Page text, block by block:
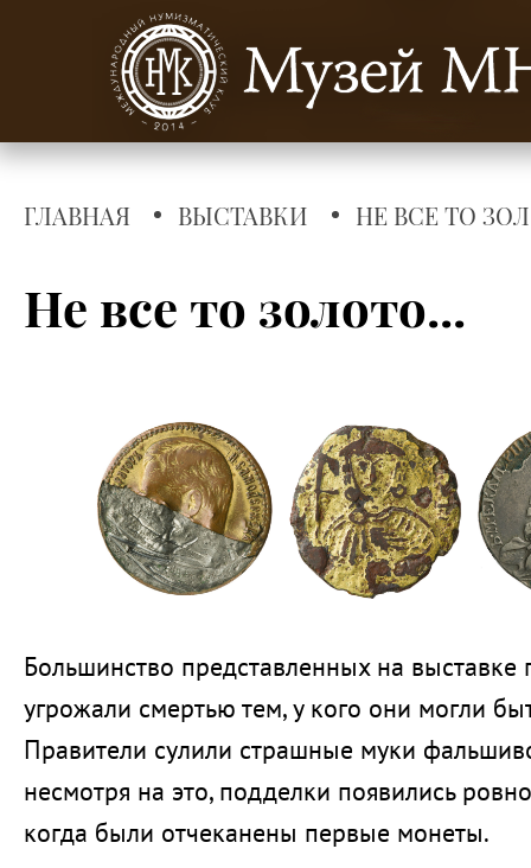
ГЛАВНАЯ ВЫСТАВКИ НЕ ВСЕ ТО
Не все то золото...
Большинство представленных на выставке
угрожали смертью тем, у кого они могли
Правители сулили страшные муки
несмотря на это, подделки появились
когда были отчеканены первые монеты.